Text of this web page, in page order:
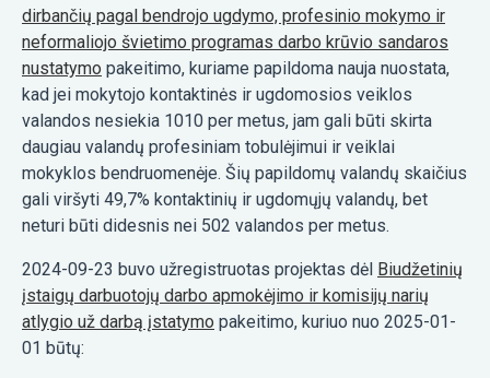
dirbančių pagal bendrojo ugdymo, profesinio mokymo ir
neformaliojo švietimo programas darbo krūvio sandaros
nustatymo pakeitimo, kuriame papildoma nauja nuostata,
kad jei mokytojo kontaktinės ir ugdomosios veiklos
valandos nesiekia 1010 per metus, jam gali būti skirta
daugiau valandų profesiniam tobulėjimui ir veiklai
mokyklos bendruomenėje. Šių papildomų valandų skaičius
gali viršyti 49,7% kontaktinių ir ugdomųjų valandų, bet
neturi būti didesnis nei 502 valandos per metus.
2024-09-23 buvo užregistruotas projektas dėl Biudžetinių
įstaigų darbuotojų darbo apmokėjimo ir komisijų narių
atlygio už darbą įstatymo pakeitimo, kuriuo nuo 2025-01-
01 būtų: